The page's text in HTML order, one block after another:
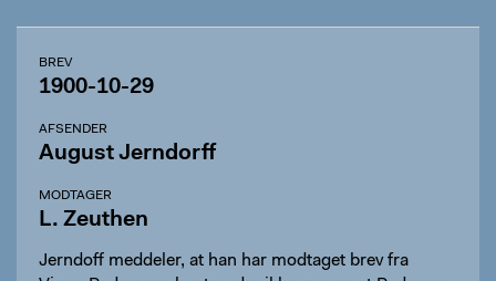
BREV
1900-10-29
AFSENDER
August Jerndorff
MODTAGER
L. Zeuthen
Jerndoff meddeler, at han har modtaget brev fra